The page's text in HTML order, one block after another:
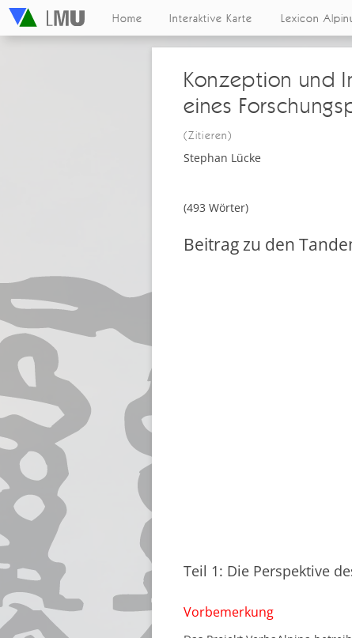
Home Interaktive Karte Lexicon
Konzeption und
eines
(Zitieren)
Stephan Lücke
(493 Wörter)
Beitrag zu den
Teil 1: Die Perspektive
Vorbemerkung